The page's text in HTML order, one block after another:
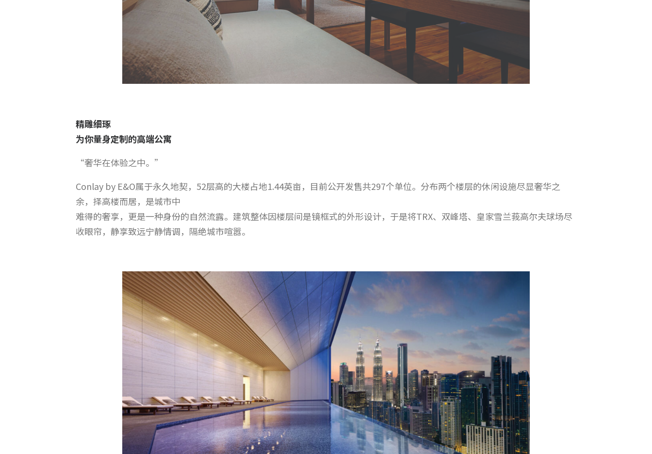
精雕细琢
为你量身定制的高端公寓
“奢华在体验之中。”
Conlay by E&O属于永久地契，52层高的大楼占地1.44英亩，目前公开发售共297个单位。分布两个楼层的休闲设施尽显奢华之
余，择高楼而居，是城市中
难得的奢享，更是一种身份的自然流露。建筑整体因楼层间是镜框式的外形设计，于是将TRX、双峰塔、皇家雪兰莪高尔夫球场尽
收眼帘，静享致远宁静情调，隔绝城市喧嚣。